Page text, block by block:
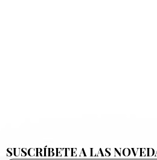
SUSCRÍBETE A LAS